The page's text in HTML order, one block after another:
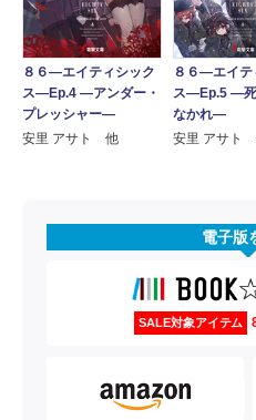
８６―エイティシック
ス―Ep.4 ―アンダー・
プレッシャー―
安里 アサト 他
８６―エイテ
ス―Ep.5 ―死
なかれ―
安里 アサト
電子版
SALE対象アイテム